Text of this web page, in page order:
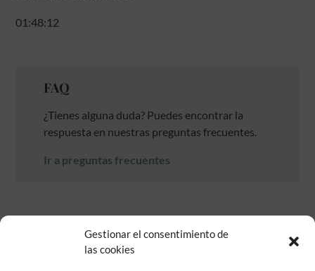
Gestionar el consentimiento de
las cookies
01:48:12
FAQ
¿Tienes alguna duda? Puedes encontrar la
respuesta en nuestras preguntas frecuentes.
Ir a preguntas frecuentes